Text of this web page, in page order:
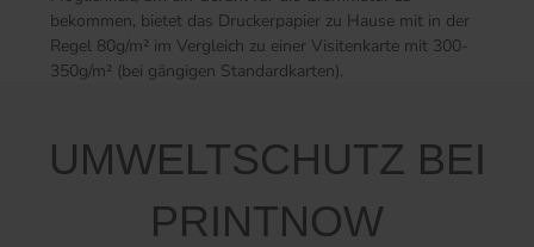
bekommen, bietet das Druckerpapier zu Hause mit in der
Regel 80g/m² im Vergleich zu einer Visitenkarte mit 300-
350g/m² (bei gängigen Standardkarten).
UMWELTSCHUTZ BEI
PRINTNOW